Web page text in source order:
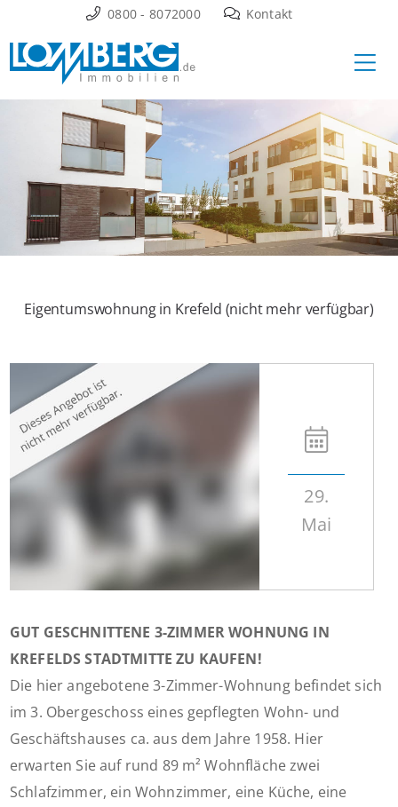
Inhalt
springen
0800 - 8072000 Kontakt
Eigentumswohnung in Krefeld (nicht mehr verfügbar)
29.
Mai
GUT GESCHNITTENE 3-ZIMMER WOHNUNG IN
KREFELDS STADTMITTE ZU KAUFEN!
Die hier angebotene 3-Zimmer-Wohnung befindet sich
im 3. Obergeschoss eines gepflegten Wohn- und
Geschäftshauses ca. aus dem Jahre 1958. Hier
erwarten Sie auf rund 89 m² Wohnfläche zwei
Schlafzimmer, ein Wohnzimmer, eine Küche, eine